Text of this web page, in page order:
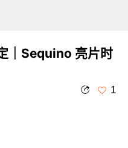
｜Sequino 亮片时
1